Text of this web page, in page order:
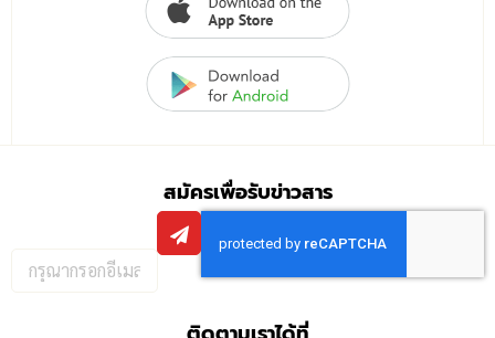
สมัครเพื่อรับข่าวสาร
กรอก
อีเมล